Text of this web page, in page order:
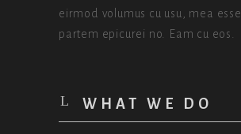
eirmod volumus cu usu, mea esse
partem epicurei no. Eam cu eos.
WHAT WE DO